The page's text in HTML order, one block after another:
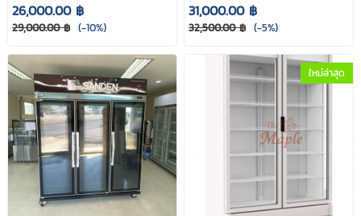
26,000.00 ฿
29,000.00 ฿ (-10%)
31,000.00 ฿
32,500.00 ฿ (-5%)
ใหม่ล่าสุด